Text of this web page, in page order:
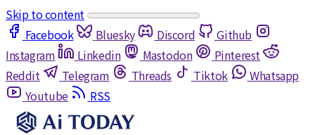
Skip to content
Facebook
Bluesky Discord
Github
Instagram
Linkedin Mastodon
Pinterest
Reddit
Telegram Threads Tiktok
Whatsapp
Youtube
RSS